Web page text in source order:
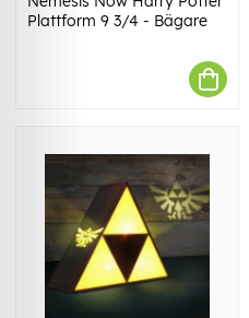
Plattform 9 3/4 - Bägare